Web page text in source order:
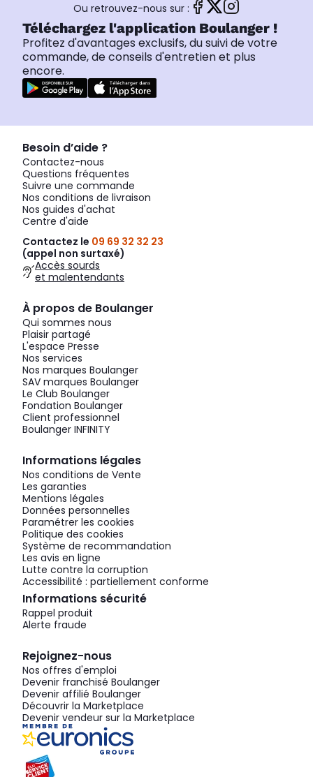
Ou retrouvez-nous sur :
Téléchargez l'application Boulanger !
Profitez d'avantages exclusifs, du suivi de votre
commande, de conseils d'entretien et plus
encore.
Besoin d’aide ?
Contactez-nous
Questions fréquentes
Suivre une commande
Nos conditions de livraison
Nos guides d'achat
Centre d'aide
Contactez le 09 69 32 32 23
(appel non surtaxé)
Accès sourds
et malentendants
À propos de Boulanger
Qui sommes nous
Plaisir partagé
L'espace Presse
Nos services
Nos marques Boulanger
SAV marques Boulanger
Le Club Boulanger
Fondation Boulanger
Client professionnel
Boulanger INFINITY
Informations légales
Nos conditions de Vente
Les garanties
Mentions légales
Données personnelles
Paramétrer les cookies
Politique des cookies
Système de recommandation
Les avis en ligne
Lutte contre la corruption
Accessibilité : partiellement conforme
Informations sécurité
Rappel produit
Alerte fraude
Rejoignez-nous
Nos offres d'emploi
Devenir franchisé Boulanger
Devenir affilié Boulanger
Découvrir la Marketplace
Devenir vendeur sur la Marketplace